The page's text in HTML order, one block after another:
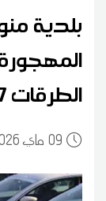
بلدية
الطرقات 7 أيام لرفع سياراتهم
09 21:38 2026 ماي